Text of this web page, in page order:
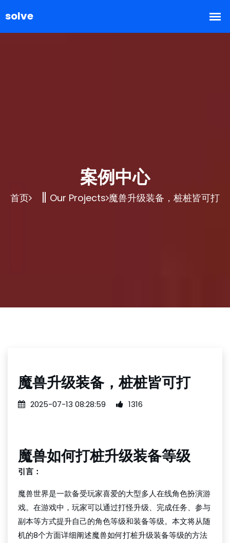
案例中心
首页 Our Projects 魔兽升级装备，桩桩皆可打
魔兽升级装备，桩桩皆可打
2025-07-13 08:28:59 1316
魔兽如何打桩升级装备等级
引言：
魔兽世界是一款备受玩家喜爱的大型多人在线角色扮演游
戏。在游戏中，玩家可以通过打怪升级、完成任务、参与
副本等方式提升自己的角色等级和装备等级。本文将从随
机的8个方面详细阐述魔兽如何打桩升级装备等级的方法